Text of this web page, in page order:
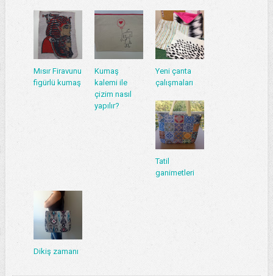
Mısır Firavunu
figürlü kumaş
Kumaş
kalemi ile
çizim nasıl
yapılır?
Yeni çanta
çalışmaları
Tatil
ganimetleri
Dikiş zamanı